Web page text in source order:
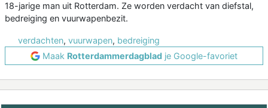
18-jarige man uit Rotterdam. Ze worden verdacht van diefstal,
bedreiging en vuurwapenbezit.
verdachten, vuurwapen, bedreiging
Maak Rotterdammerdagblad je Google-favoriet